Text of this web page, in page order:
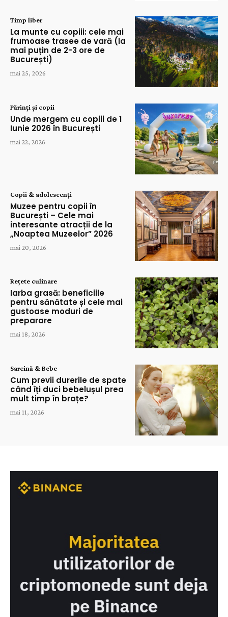
Timp liber
La munte cu copiii: cele mai
frumoase trasee de vară (la
mai puțin de 2-3 ore de
București)
mai 25, 2026
Părinți și copii
Unde mergem cu copiii de 1
Iunie 2026 în București
mai 22, 2026
Copii & adolescenți
Muzee pentru copii în
București – Cele mai
interesante atracții de la
„Noaptea Muzeelor” 2026
mai 20, 2026
Rețete culinare
Iarba grasă: beneficiile
pentru sănătate și cele mai
gustoase moduri de
preparare
mai 18, 2026
Sarcină & Bebe
Cum previi durerile de spate
când îți duci bebelușul prea
mult timp în brațe?
mai 11, 2026